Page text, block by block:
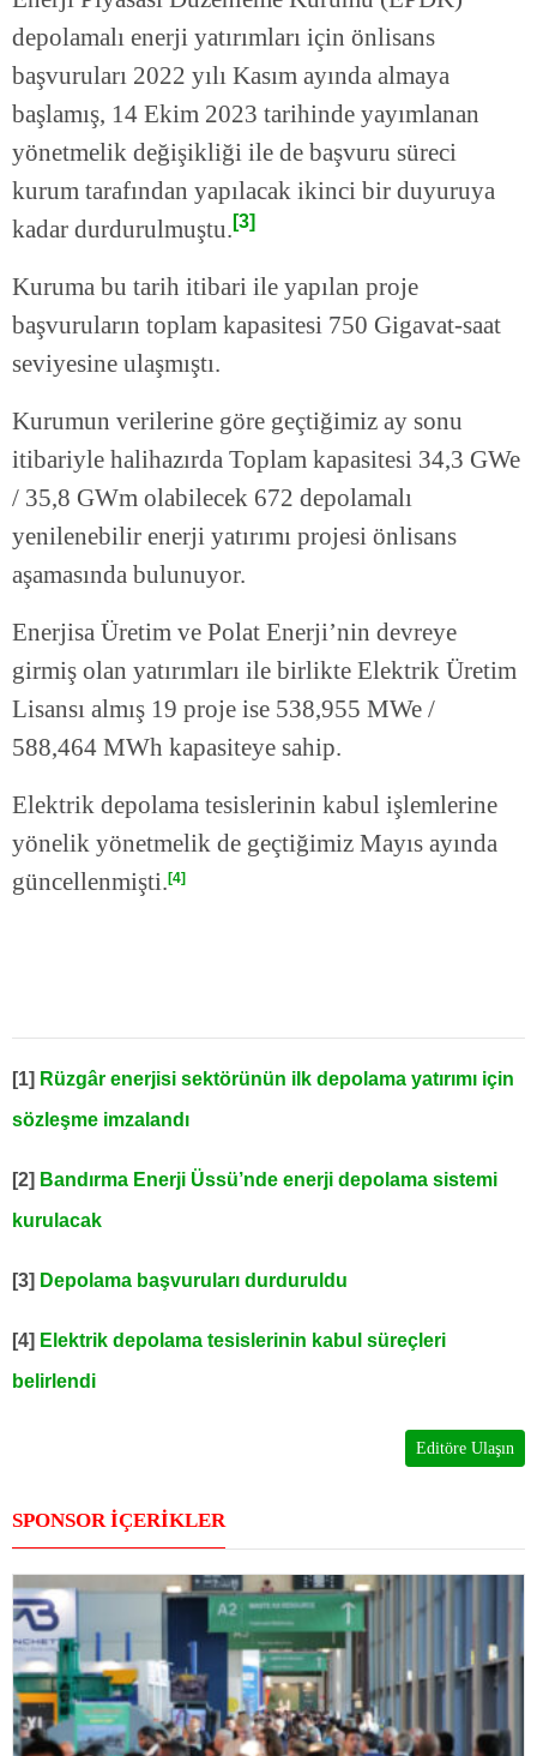
depolamalı enerji yatırımları için önlisans
başvuruları 2022 yılı Kasım ayında almaya
başlamış, 14 Ekim 2023 tarihinde yayımlanan
yönetmelik değişikliği ile de başvuru süreci
kurum tarafından yapılacak ikinci bir duyuruya
kadar durdurulmuştu. [3]
Kuruma bu tarih itibari ile yapılan proje
başvuruların toplam kapasitesi 750 Gigavat-saat
seviyesine ulaşmıştı.
Kurumun verilerine göre geçtiğimiz ay sonu
itibariyle halihazırda Toplam kapasitesi 34,3 GWe
/ 35,8 GWm olabilecek 672 depolamalı
yenilenebilir enerji yatırımı projesi önlisans
aşamasında bulunuyor.
Enerjisa Üretim ve Polat Enerji’nin devreye
girmiş olan yatırımları ile birlikte Elektrik Üretim
Lisansı almış 19 proje ise 538,955 MWe /
588,464 MWh kapasiteye sahip.
Elektrik depolama tesislerinin kabul işlemlerine
yönelik yönetmelik de geçtiğimiz Mayıs ayında
güncellenmişti. [4]
[1] Rüzgâr enerjisi sektörünün ilk depolama yatırımı için
sözleşme imzalandı
[2] Bandırma Enerji Üssü’nde enerji depolama sistemi
kurulacak
[3] Depolama başvuruları durduruldu
[4] Elektrik depolama tesislerinin kabul süreçleri
belirlendi
Editöre Ulaşın
SPONSOR İÇERİKLER